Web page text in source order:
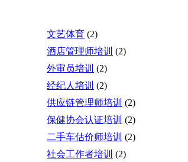
文艺体育 (2)
酒店管理师培训 (2)
外审员培训 (2)
经纪人培训 (2)
供应链管理师培训 (2)
保健协会认证培训 (2)
二手车估价师培训 (2)
社会工作者培训 (2)